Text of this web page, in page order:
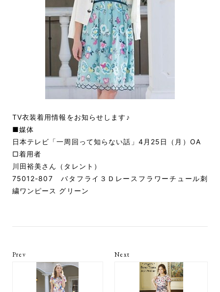
TV衣装着用情報をお知らせします♪
■媒体
日本テレビ「一周回って知らない話」4月25日（月）OA
□着用者
川田裕美さん（タレント）
75012-807 バタフライ３Ｄレースフラワーチュール刺
繍ワンピース グリーン
Prev Next